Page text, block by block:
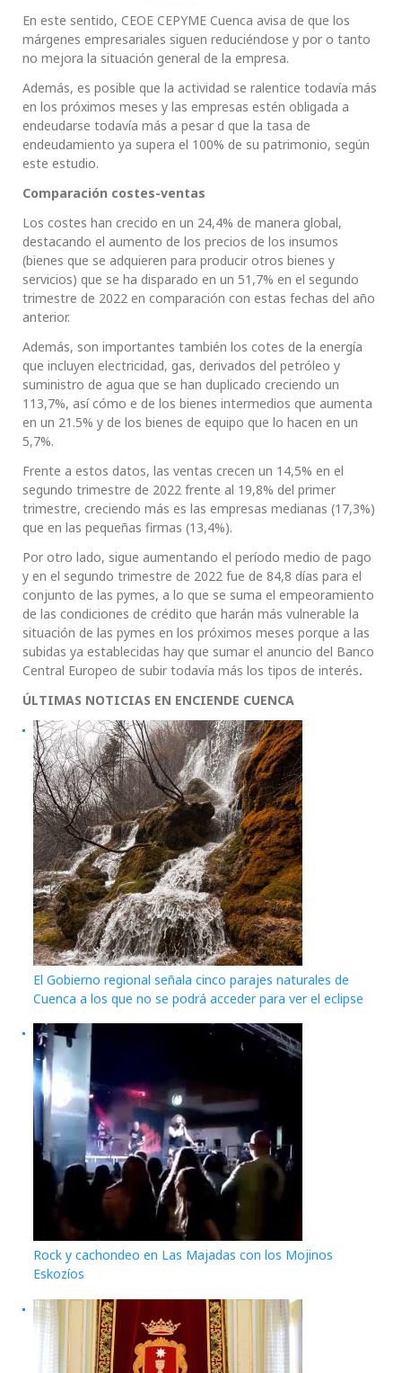
En este sentido, CEOE CEPYME Cuenca avisa de que los
márgenes empresariales siguen reduciéndose y por o tanto
no mejora la situación general de la empresa.
Además, es posible que la actividad se ralentice todavía más
en los próximos meses y las empresas estén obligada a
endeudarse todavía más a pesar d que la tasa de
endeudamiento ya supera el 100% de su patrimonio, según
este estudio.
Comparación costes-ventas
Los costes han crecido en un 24,4% de manera global,
destacando el aumento de los precios de los insumos
(bienes que se adquieren para producir otros bienes y
servicios) que se ha disparado en un 51,7% en el segundo
trimestre de 2022 en comparación con estas fechas del año
anterior.
Además, son importantes también los cotes de la energía
que incluyen electricidad, gas, derivados del petróleo y
suministro de agua que se han duplicado creciendo un
113,7%, así cómo e de los bienes intermedios que aumenta
en un 21.5% y de los bienes de equipo que lo hacen en un
5,7%.
Frente a estos datos, las ventas crecen un 14,5% en el
segundo trimestre de 2022 frente al 19,8% del primer
trimestre, creciendo más es las empresas medianas (17,3%)
que en las pequeñas firmas (13,4%).
Por otro lado, sigue aumentando el período medio de pago
y en el segundo trimestre de 2022 fue de 84,8 días para el
conjunto de las pymes, a lo que se suma el empeoramiento
de las condiciones de crédito que harán más vulnerable la
situación de las pymes en los próximos meses porque a las
subidas ya establecidas hay que sumar el anuncio del Banco
Central Europeo de subir todavía más los tipos de interés.
ÚLTIMAS NOTICIAS EN ENCIENDE CUENCA
El Gobierno regional señala cinco parajes naturales de
Cuenca a los que no se podrá acceder para ver el eclipse
Rock y cachondeo en Las Majadas con los Mojinos
Eskozíos